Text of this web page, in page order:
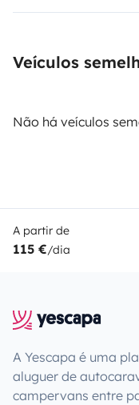
Veículos
Não há veículos
A partir de
115 €/dia
A Yescapa é uma
aluguer de
campervans entre